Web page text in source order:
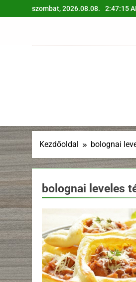
a
szombat, 2026.08.08. 2:47:16
Kezdőoldal bolognai
bolognai leveles